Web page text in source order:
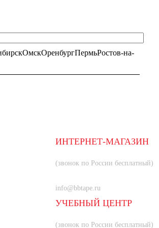
ОмскОренбургПермьРостов-на-
ИНТЕРНЕТ-МАГАЗИН
(звонок по России бесплатный)
info@bbtape.ru
УЧЕБНЫЙ ЦЕНТР
(звонок по России бесплатный)